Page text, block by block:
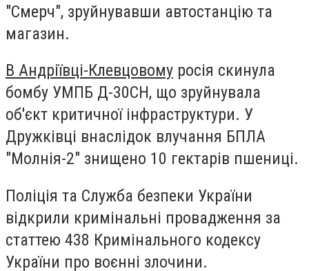
"Смерч", зруйнувавши автостанцію та
магазин.
В Андріївці-Клевцовому росія скинула
бомбу УМПБ Д-30СН, що зруйнувала
об'єкт критичної інфраструктури. У
Дружківці внаслідок влучання БПЛА
"Молнія-2" знищено 10 гектарів пшениці.
Поліція та Служба безпеки України
відкрили кримінальні провадження за
статтею 438 Кримінального кодексу
України про воєнні злочини.